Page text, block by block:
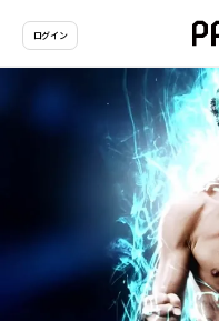
ログイン